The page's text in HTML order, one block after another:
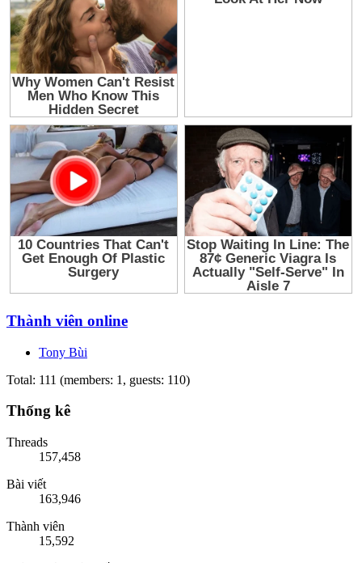
Thành viên online
Tony Bùi
Total: 111 (members: 1, guests: 110)
Thống kê
Threads
157,458
Bài viết
163,946
Thành viên
15,592